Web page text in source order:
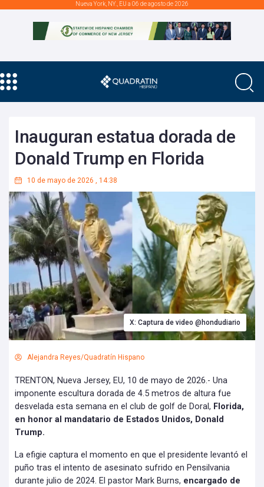
Nueva York, NY., EU a 06 de agosto de 2026
Inauguran estatua dorada de
Donald Trump en Florida
10 de mayo de 2026 , 14:38
X: Captura de video @hondudiario
Alejandra Reyes/Quadratín Hispano
TRENTON, Nueva Jersey, EU, 10 de mayo de 2026.- Una
imponente escultura dorada de 4.5 metros de altura fue
desvelada esta semana en el club de golf de Doral, Florida,
en honor al mandatario de Estados Unidos, Donald
Trump.
La efigie captura el momento en que el presidente levantó el
puño tras el intento de asesinato sufrido en Pensilvania
durante julio de 2024. El pastor Mark Burns, encargado de